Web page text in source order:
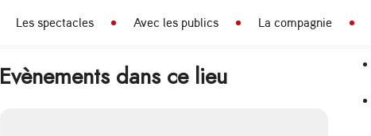
Les spectacles Avec les publics La compagnie
Evènements dans ce lieu